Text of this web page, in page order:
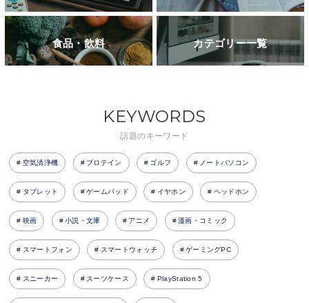
食品・飲料 カテゴリー一覧
KEYWORDS
話題のキーワード
空気清浄機 プロテイン ゴルフ ノートパソコン
タブレット ゲームパッド イヤホン ヘッドホン
映画 小説・文庫 アニメ 漫画・コミック
スマートフォン スマートウォッチ ゲーミングPC
スニーカー スーツケース PlayStation 5